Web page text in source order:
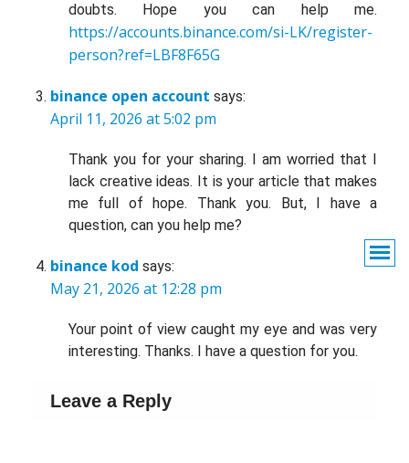
doubts. Hope you can help me.
https://accounts.binance.com/si-LK/register-
person?ref=LBF8F65G
binance open account says:
April 11, 2026 at 5:02 pm
Thank you for your sharing. I am worried that I
lack creative ideas. It is your article that makes
me full of hope. Thank you. But, I have a
question, can you help me?
binance kod says:
May 21, 2026 at 12:28 pm
Your point of view caught my eye and was very
interesting. Thanks. I have a question for you.
Leave a Reply